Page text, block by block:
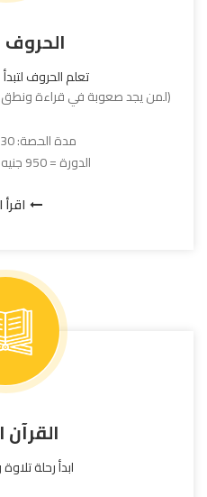
الحروف
تعلم الحروف
(لمن يجد صعوبة في قراءة ونطق الكلمات العربية)
مدة الحصة: 30 دقيقة تقريبًا
الدورة = 950 جنيه (30 حصة تقريبًا)
القرآن
ابدأ رحلة